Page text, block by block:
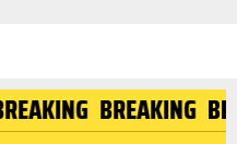
BREAKING BREAKING